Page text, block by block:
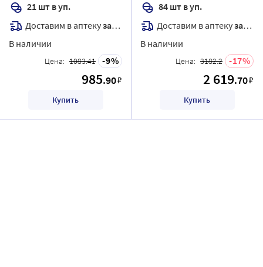
21 шт в уп.
Доставим в аптекузавтра
В наличии
Цена: 1083.41 9
985.90₽
Купить
84 шт в уп.
Доставим в аптекузавтра
В наличии
Цена: 3182.2 17
2 619.70₽
Купить